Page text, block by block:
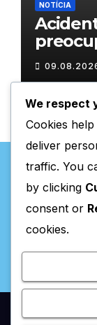
NOTÍCIA
Trás-
Proudly powered
We respect
Cookies
deliver
traffic. You
by clicking
consent or
cookies.